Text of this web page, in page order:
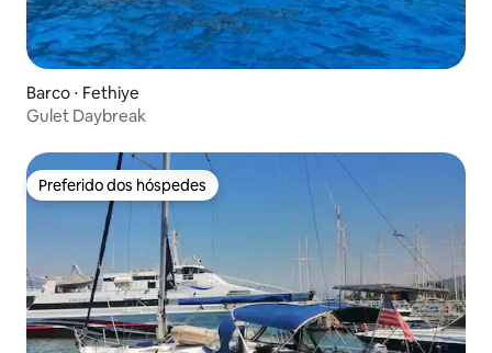
Barco ⋅ Fethiye
Gulet Daybreak
Preferido dos hóspedes
Preferido dos hóspedes